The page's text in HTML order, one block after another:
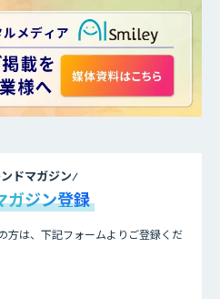
ドマガジン
ガジン登録
方は、下記フォームよりご登録くだ